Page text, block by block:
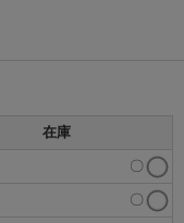
在庫
〇
〇